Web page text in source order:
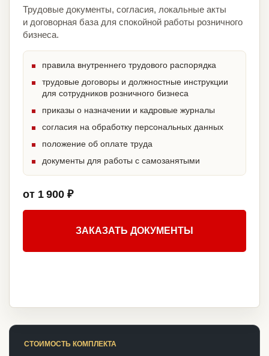
Трудовые документы, согласия, локальные акты
и договорная база для спокойной работы розничного
бизнеса.
правила внутреннего трудового распорядка
трудовые договоры и должностные инструкции
для сотрудников розничного бизнеса
приказы о назначении и кадровые журналы
согласия на обработку персональных данных
положение об оплате труда
документы для работы с самозанятыми
от 1 900 ₽
ЗАКАЗАТЬ ДОКУМЕНТЫ
СТОИМОСТЬ КОМПЛЕКТА